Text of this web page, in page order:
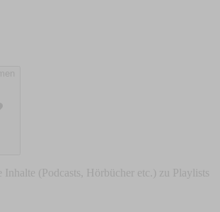
Inhalte (Podcasts, Hörbücher etc.) zu Playlists